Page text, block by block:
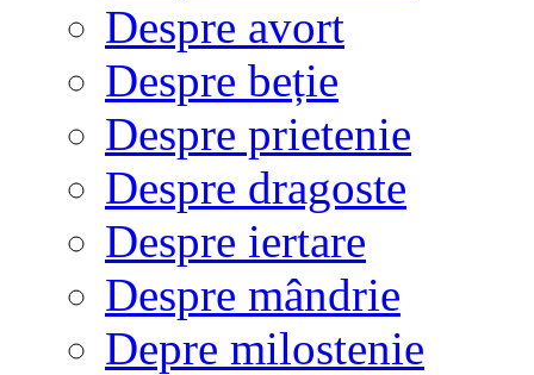
Despre avort
Despre beție
Despre prietenie
Despre dragoste
Despre iertare
Despre mândrie
Depre milostenie